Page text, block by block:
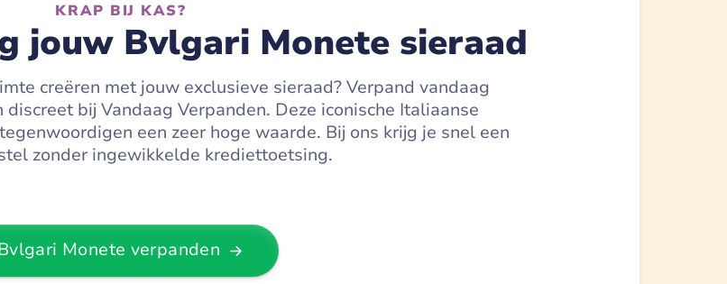
KRAP BIJ KAS?
jouw Bvlgari Monete sieraad
creëren met jouw exclusieve sieraad? Verpand vandaag
bij Vandaag Verpanden. Deze iconische Italiaanse
een zeer hoge waarde. Bij ons krijg je snel een
zonder ingewikkelde krediettoetsing.
Monete verpanden